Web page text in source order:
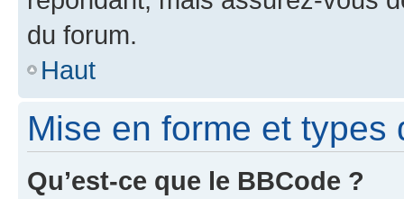
du forum.
Haut
Mise en forme et types
Qu’est-ce que le BBCode ?